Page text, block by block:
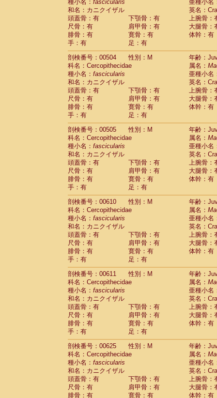
種小名： fascicularis
亜種小名
和名：カニクイザル
英名：
頭蓋骨：有
下顎骨：有
上腕骨：
尺骨：有
肩甲骨：有
大腿骨：
腓骨：有
寛骨：有
体幹：有
手：有
足：有
剖検番号：00504
性別：M
年齢：
科名：Cercopithecidae
属名：
種小名： fascicularis
亜種小名
和名：カニクイザル
英名：
頭蓋骨：有
下顎骨：有
上腕骨：
尺骨：有
肩甲骨：有
大腿骨：
腓骨：有
寛骨：有
体幹：有
手：有
足：有
剖検番号：00505
性別：M
年齢：
科名：Cercopithecidae
属名：
種小名： fascicularis
亜種小名
和名：カニクイザル
英名：
頭蓋骨：有
下顎骨：有
上腕骨：
尺骨：有
肩甲骨：有
大腿骨：
腓骨：有
寛骨：有
体幹：有
手：有
足：有
剖検番号：00610
性別：M
年齢：
科名：Cercopithecidae
属名：
種小名： fascicularis
亜種小名
和名：カニクイザル
英名：
頭蓋骨：有
下顎骨：有
上腕骨：
尺骨：有
肩甲骨：有
大腿骨：
腓骨：有
寛骨：有
体幹：有
手：有
足：有
剖検番号：00611
性別：M
年齢：
科名：Cercopithecidae
属名：
種小名： fascicularis
亜種小名
和名：カニクイザル
英名：
頭蓋骨：有
下顎骨：有
上腕骨：
尺骨：有
肩甲骨：有
大腿骨：
腓骨：有
寛骨：有
体幹：有
手：有
足：有
剖検番号：00625
性別：M
年齢：
科名：Cercopithecidae
属名：
種小名： fascicularis
亜種小名
和名：カニクイザル
英名：
頭蓋骨：有
下顎骨：有
上腕骨：
尺骨：有
肩甲骨：有
大腿骨：
腓骨：有
寛骨：有
体幹：有